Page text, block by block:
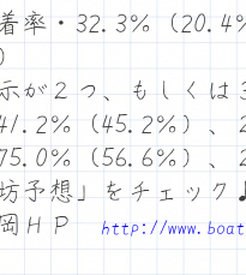
率・32.3％（20.4
が２つ、もしくは
％（45.2％）、
％（56.6％）、
予想」をチェッ
ＨＰ
http://